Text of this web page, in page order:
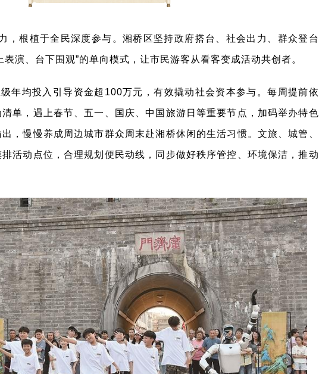
，根植于全民深度参与。湘桥区坚持政府搭台、社会出力、群众登台
表演、台下围观”的单向模式，让市民游客从看客变成活动共创者。
年均投入引导资金超100万元，有效撬动社会资本参与。每周提前依
单，遇上春节、五一、国庆、中国旅游日等重要节点，加码举办特色
，慢慢养成周边城市群众周末赴湘桥休闲的生活习惯。文旅、城管、
活动点位，合理规划便民动线，同步做好秩序管控、环境保洁，推动